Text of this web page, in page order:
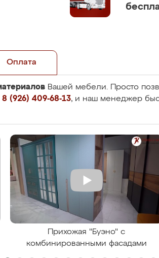
Оплата
Вашей мебели. Просто
8 (926) 409-68-13, и наш менеджер
Прихожая "Буэно" с
комбинированными фасадами